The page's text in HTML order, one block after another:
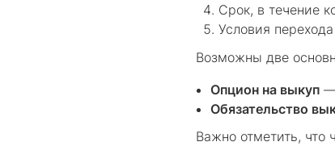
Срок, в течение
Условия
Возможны две
Опцион на выкуп —
Обязательство
Важно отметить, что